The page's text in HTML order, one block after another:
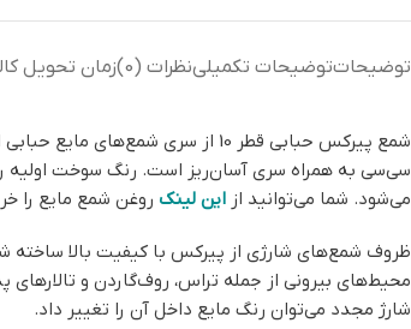
توضیحاتتوضیحات تکمیلینظرات (0) زمان تحویل
می‌شود. شما می‌توانید از این لینک روغن شمع مایع را
ظروف شمع‌های شارژی از پیرکس با کیفیت بالا ساخته
محیط‌های بیرونی از جمله تراس‌، روف‌گاردن و تالارهای
شارژ مجدد می‌توان رنگ مایع داخل آن را تغییر داد.